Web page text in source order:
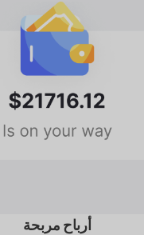
أرباح مربحة